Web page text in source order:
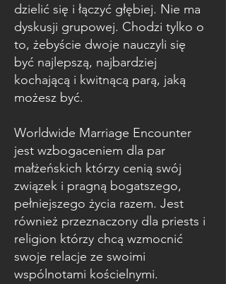
dzielić się i łączyć głębiej. Nie ma
dyskusji grupowej. Chodzi tylko o
to, żebyście dwoje nauczyli się
być najlepszą, najbardziej
kochającą i kwitnącą parą, jaką
możesz być.
Worldwide Marriage Encounter
jest wzbogaceniem dla par
małżeńskich którzy cenią swój
związek i pragną bogatszego,
pełniejszego życia razem. Jest
również przeznaczony dla priests i
religion którzy chcą wzmocnić
swoje relacje ze swoimi
wspólnotami kościelnymi.